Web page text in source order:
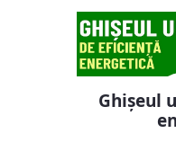
Ghișeul